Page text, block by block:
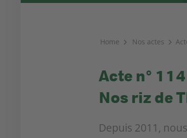
Home Nos actes
Acte n° 114
Nos riz de
Depuis 2011,